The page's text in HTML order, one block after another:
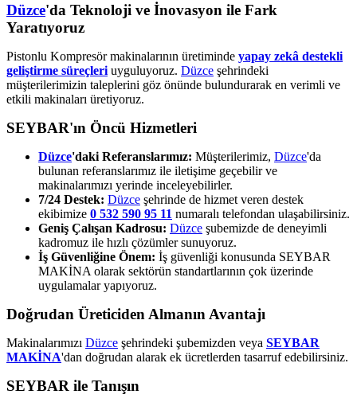
Düzce'da Teknoloji ve İnovasyon ile Fark
Yaratıyoruz
Pistonlu Kompresör makinalarının üretiminde yapay zekâ destekli
geliştirme süreçleri uyguluyoruz. Düzce şehrindeki
müşterilerimizin taleplerini göz önünde bulundurarak en verimli ve
etkili makinaları üretiyoruz.
SEYBAR'ın Öncü Hizmetleri
Düzce'daki Referanslarımız: Müşterilerimiz, Düzce'da
bulunan referanslarımız ile iletişime geçebilir ve
makinalarımızı yerinde inceleyebilirler.
7/24 Destek: Düzce şehrinde de hizmet veren destek
ekibimize 0 532 590 95 11 numaralı telefondan ulaşabilirsiniz.
Geniş Çalışan Kadrosu: Düzce şubemizde de deneyimli
kadromuz ile hızlı çözümler sunuyoruz.
İş Güvenliğine Önem: İş güvenliği konusunda SEYBAR
MAKİNA olarak sektörün standartlarının çok üzerinde
uygulamalar yapıyoruz.
Doğrudan Üreticiden Almanın Avantajı
Makinalarımızı Düzce şehrindeki şubemizden veya SEYBAR
MAKİNA'dan doğrudan alarak ek ücretlerden tasarruf edebilirsiniz.
SEYBAR ile Tanışın